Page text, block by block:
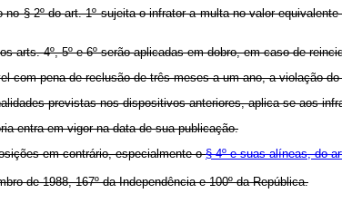
no § 2º do art. 1º sujeita o infrator a multa no valor
arts. 4º, 5º e 6º serão aplicadas em dobro, em caso de
com pena de reclusão de três meses a um ano, a violação
previstas nos dispositivos anteriores, aplica-se aos
entra em vigor na data de sua publicação.
em contrário, especialmente o§ 4º e suas alíneas, do
de 1988, 167º da Independência e 100º da República.